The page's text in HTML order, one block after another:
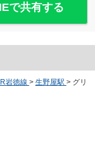
で共有する
岩徳線 > 生野屋駅 > グリ